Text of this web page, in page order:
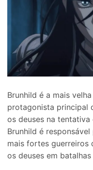
Brunhild é a mais
protagonista principal
os deuses na tentativa
Brunhild é
mais fortes guerreiros
os deuses em